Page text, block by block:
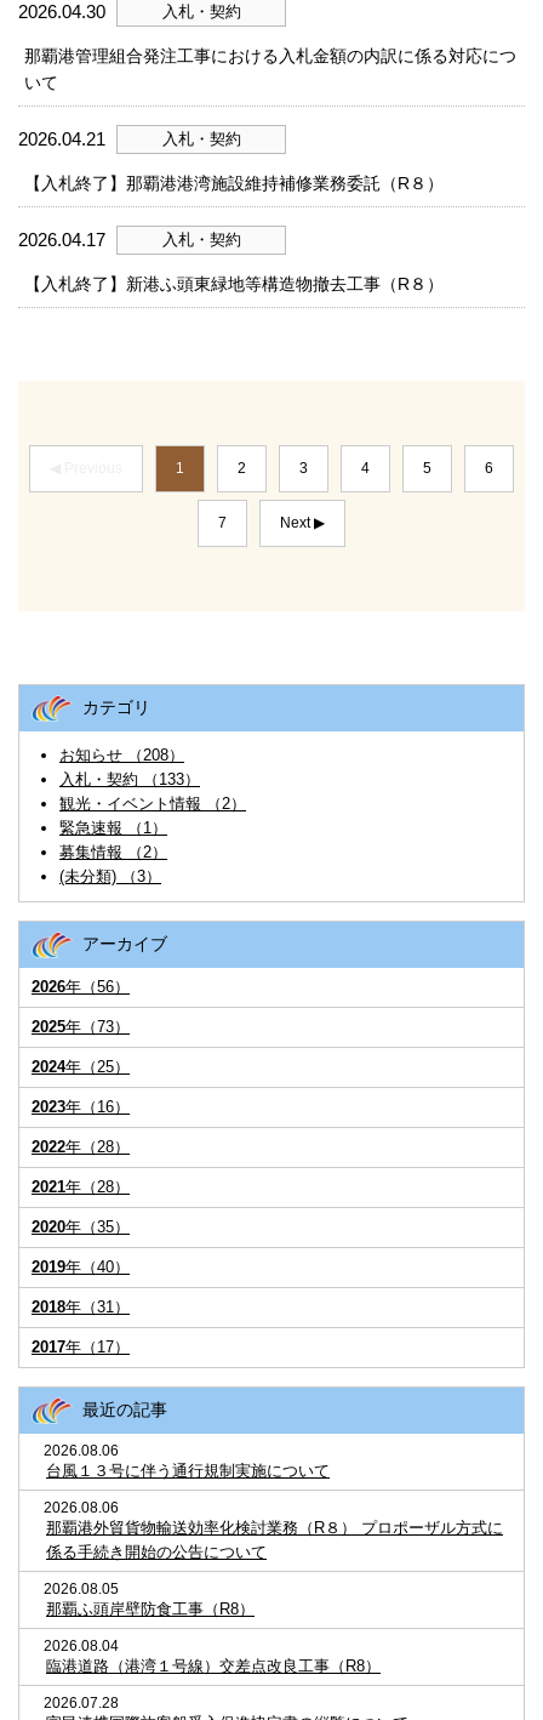
2026.04.30 入札・契約
那覇港管理組合発注工事における入札金額の内訳に係る対応につ
いて
2026.04.21 入札・契約
【入札終了】那覇港港湾施設維持補修業務委託（R８）
2026.04.17 入札・契約
【入札終了】新港ふ頭東緑地等構造物撤去工事（R８）
1 2 3 4 5 6
7 Next ▶
カテゴリ
お知らせ （208）
入札・契約 （133）
観光・イベント情報 （2）
緊急速報 （1）
募集情報 （2）
(未分類) （3）
アーカイブ
2026年（56）
2025年（73）
2024年（25）
2023年（16）
2022年（28）
2021年（28）
2020年（35）
2019年（40）
2018年（31）
2017年（17）
最近の記事
2026.08.06
台風１３号に伴う通行規制実施について
2026.08.06
那覇港外貿貨物輸送効率化検討業務（R８） プロポーザル方式に
係る手続き開始の公告について
2026.08.05
那覇ふ頭岸壁防食工事（R8）
2026.08.04
臨港道路（港湾１号線）交差点改良工事（R8）
2026.07.28